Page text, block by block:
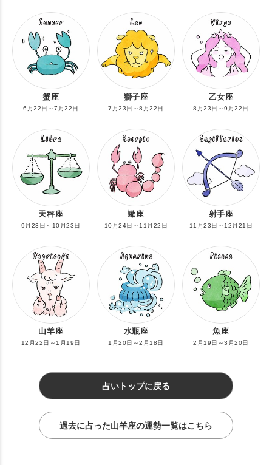
蟹座
6月22日～7月22日
獅子座
7月23日～8月22日
乙女座
8月23日～9月22日
天秤座
9月23日～10月23日
蠍座
10月24日～11月22日
射手座
11月23日～12月21日
山羊座
12月22日～1月19日
水瓶座
1月20日～2月18日
魚座
2月19日～3月20日
占いトップに戻る
過去に占った山羊座の運勢一覧はこちら